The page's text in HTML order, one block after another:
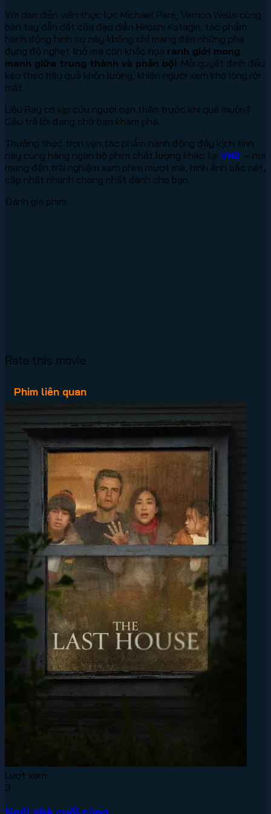
Với dàn diễn viên thực lực Michael Paré, Vernon Wells cùng
bàn tay dẫn dắt của đạo diễn Hiroshi Katagiri, tác phẩm
hành động hình sự này không chỉ mang đến những pha
đụng độ nghẹt thở mà còn khắc họa ranh giới mong
manh giữa trung thành và phản bội. Mỗi quyết định đều
kéo theo hậu quả khôn lường, khiến người xem khó lòng rời
mắt.
Liệu Ray có kịp cứu người bạn thân trước khi quá muộn?
Câu trả lời đang chờ bạn khám phá.
Thưởng thức trọn vẹn tác phẩm hành động đầy kịch tính
này cùng hàng ngàn bộ phim chất lượng khác tại VN2 — nơi
mang đến trải nghiệm xem phim mượt mà, hình ảnh sắc nét,
cập nhật nhanh chóng nhất dành cho bạn.
Đánh giá phim
Rate this movie
Phim liên quan
Lượt xem:
3